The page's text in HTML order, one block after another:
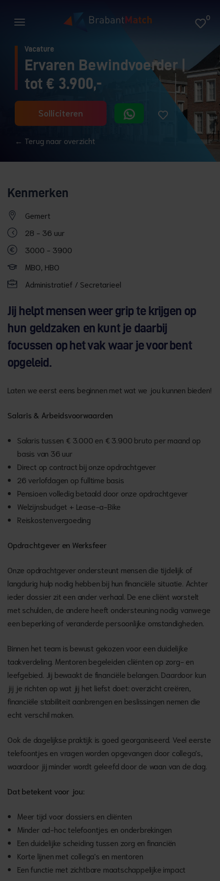
0
Vacature
Ervaren Bewindvoerder |
tot € 3.900,-
Solliciteren
← Terug naar overzicht
Kenmerken
Gemert
28 - 36 uur
3000 - 3900
MBO, HBO
Administratief / Secretarieel
Jij helpt mensen weer grip te krijgen op
hun geldzaken en kunt je daarbij
focussen op het vak waar je voor bent
opgeleid.
Laten we eerst eens beginnen met wat we jou kunnen bieden!
Salaris & Arbeidsvoorwaarden
Salaris tussen € 3.000 en € 3.900 bruto per maand op
basis van 36 uur
Direct op contract bij onze opdrachtgever
26 verlofdagen op fulltime basis
Pensioen volledig betaald door onze opdrachtgever
Welzijnsbudget + Lease-a-Bike
Reiskostenvergoeding
Opdrachtgever en Werksfeer
Onze opdrachtgever ondersteunt mensen die tijdelijk of
langdurig hulp nodig hebben bij hun financiële situatie. Achter
ieder dossier zit een ander verhaal. De ene cliënt worstelt
met schulden, de andere heeft ondersteuning nodig vanwege
een beperking of veranderde persoonlijke omstandigheden.
Binnen het team is bewust gekozen voor een duidelijke
taakverdeling. Mentoren begeleiden cliënten op zorg- en
leefgebied. Jij bewaakt de financiële belangen. Daardoor kun
jij je richten op wat jij het liefst doet: overzicht creëren,
financiële stabiliteit aanbrengen en beslissingen nemen die
echt verschil maken.
Ook de dagelijkse praktijk is goed georganiseerd. Veel eerste
telefoontjes en vragen worden opgevangen door collega's,
waardoor jij minder wordt geleefd door de waan van de dag.
Dat betekent voor jou:
Meer tijd voor dossiers en cliënten
Minder ad-hoc telefoontjes en onderbrekingen
Een duidelijke scheiding tussen zorg en financiën
Korte lijnen met collega's en mentoren
Een functie met zichtbare maatschappelijke impact